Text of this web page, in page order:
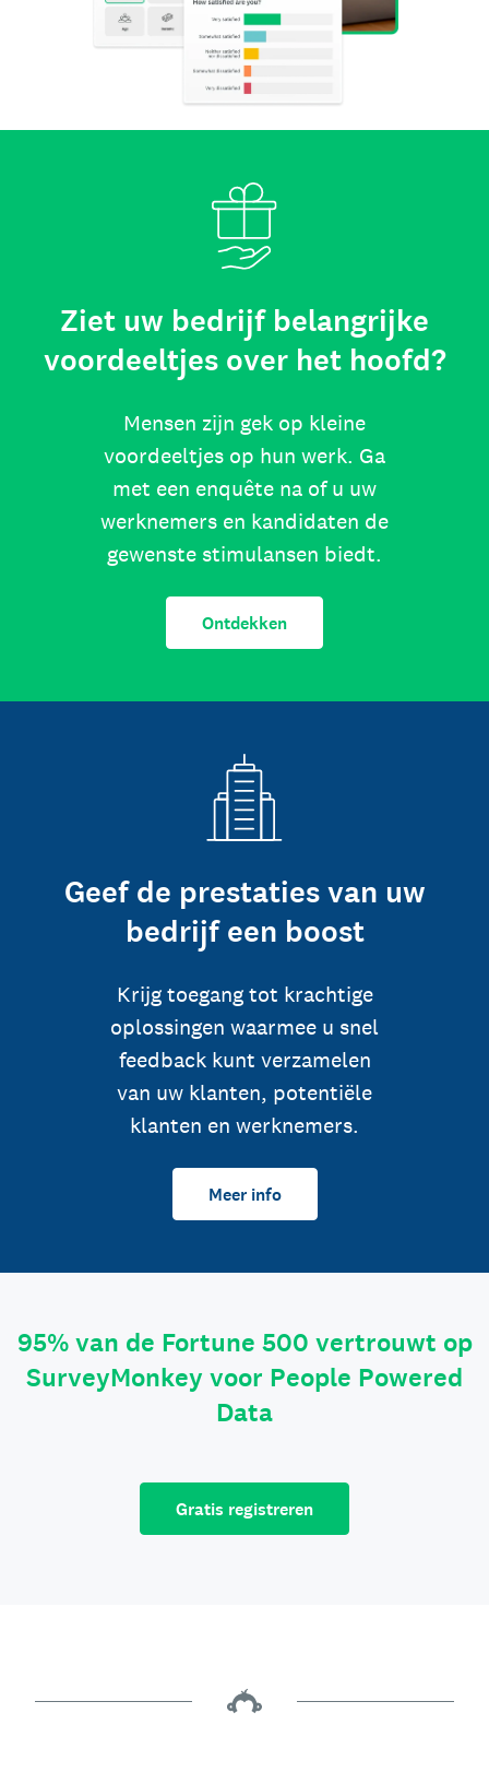
Ziet uw bedrijf belangrijke
voordeeltjes over het hoofd?
Mensen zijn gek op kleine
voordeeltjes op hun werk. Ga
met een enquête na of u uw
werknemers en kandidaten de
gewenste stimulansen biedt.
Ontdekken
Geef de prestaties van uw
bedrijf een boost
Krijg toegang tot krachtige
oplossingen waarmee u snel
feedback kunt verzamelen
van uw klanten, potentiële
klanten en werknemers.
Meer info
95% van de Fortune 500 vertrouwt op
SurveyMonkey voor People Powered
Data
Gratis registreren